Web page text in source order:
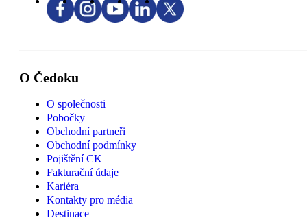
O Čedoku
O společnosti
Pobočky
Obchodní partneři
Obchodní podmínky
Pojištění CK
Fakturační údaje
Kariéra
Kontakty pro média
Destinace